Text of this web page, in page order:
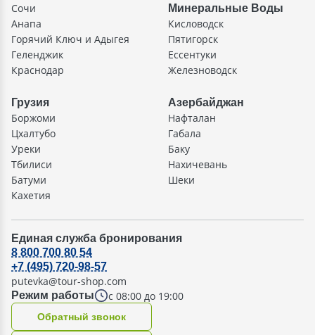
Сочи
Анапа
Горячий Ключ и Адыгея
Геленджик
Краснодар
Минеральные Воды
Кисловодск
Пятигорск
Ессентуки
Железноводск
Грузия
Боржоми
Цхалтубо
Уреки
Тбилиси
Батуми
Кахетия
Азербайджан
Нафталан
Габала
Баку
Нахичевань
Шеки
Единая служба бронирования
Режим работы с 08:00 до 19:00
8 800 700 80 54
+7 (495) 720-98-57
putevka@tour-shop.com
Oбратный звонок